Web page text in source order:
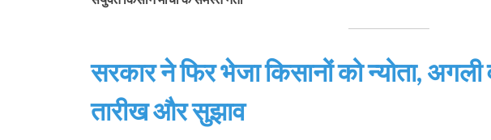
सरकार ने फिर भेजा किसानों को न्योता, अगली
तारीख और सुझाव